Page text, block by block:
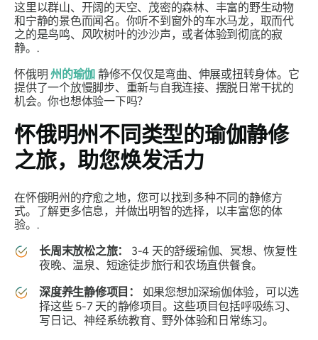
这里以群山、开阔的天空、茂密的森林、丰富的野生动物
和宁静的景色而闻名。你听不到窗外的车水马龙，取而代
之的是鸟鸣、风吹树叶的沙沙声，或者体验到彻底的寂
静。.
怀俄明州的瑜伽 静修不仅仅是弯曲、伸展或扭转身体。它
提供了一个放慢脚步、重新与自我连接、摆脱日常干扰的
机会。你也想体验一下吗？
怀俄明州不同类型的瑜伽静修
之旅，助您焕发活力
在怀俄明州的疗愈之地，您可以找到多种不同的静修方
式。了解更多信息，并做出明智的选择，以丰富您的体
验。.
长周末放松之旅： 3-4 天的舒缓瑜伽、冥想、恢复性
夜晚、温泉、短途徒步旅行和农场直供餐食。
深度养生静修项目： 如果您想加深瑜伽体验，可以选
择这些 5-7 天的静修项目。这些项目包括呼吸练习、
写日记、神经系统教育、野外体验和日常练习。